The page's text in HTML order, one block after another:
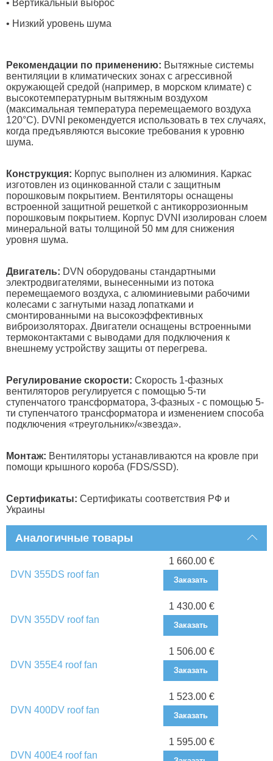
• Вертикальный выброс
• Низкий уровень шума
Рекомендации по применению: Вытяжные системы
вентиляции в климатических зонах с агрессивной
окружающей средой (например, в морском климате) с
высокотемпературным вытяжным воздухом
(максимальная температура перемещаемого воздуха
120°С). DVNI рекомендуется использовать в тех случаях,
когда предъявляются высокие требования к уровню
шума.
Конструкция: Корпус выполнен из алюминия. Каркас
изготовлен из оцинкованной стали с защитным
порошковым покрытием. Вентиляторы оснащены
встроенной защитной решеткой с антикоррозионным
порошковым покрытием. Корпус DVNI изолирован слоем
минеральной ваты толщиной 50 мм для снижения
уровня шума.
Двигатель: DVN оборудованы стандартными
электродвигателями, вынесенными из потока
перемещаемого воздуха, с алюминиевыми рабочими
колесами с загнутыми назад лопатками и
смонтированными на высокоэффективных
виброизоляторах. Двигатели оснащены встроенными
термоконтактами с выводами для подключения к
внешнему устройству защиты от перегрева.
Регулирование скорости: Скорость 1-фазных
вентиляторов регулируется с помощью 5-ти
ступенчатого трансформатора, 3-фазных - с помощью 5-
ти ступенчатого трансформатора и изменением способа
подключения «треугольник»/«звезда».
Монтаж: Вентиляторы устанавливаются на кровле при
помощи крышного короба (FDS/SSD).
Сертификаты: Сертификаты соответствия РФ и
Украины
Аналогичные товары
DVN 355DS roof fan
1 660.00 €
Заказать
DVN 355DV roof fan
1 430.00 €
Заказать
DVN 355E4 roof fan
1 506.00 €
Заказать
DVN 400DV roof fan
1 523.00 €
Заказать
DVN 400E4 roof fan
1 595.00 €